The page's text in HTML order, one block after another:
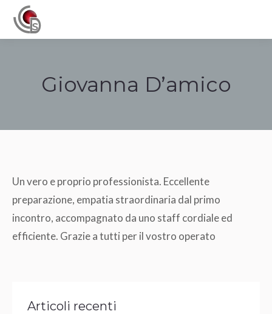
Giovanna D’amico
Un vero e proprio professionista. Eccellente
preparazione, empatia straordinaria dal primo
incontro, accompagnato da uno staff cordiale ed
efficiente. Grazie a tutti per il vostro operato
Articoli recenti